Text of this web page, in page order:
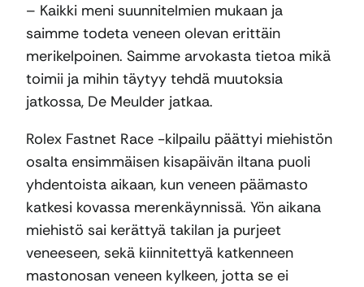
– Kaikki meni suunnitelmien mukaan ja
saimme todeta veneen olevan erittäin
merikelpoinen. Saimme arvokasta tietoa mikä
toimii ja mihin täytyy tehdä muutoksia
jatkossa, De Meulder jatkaa.
Rolex Fastnet Race -kilpailu päättyi miehistön
osalta ensimmäisen kisapäivän iltana puoli
yhdentoista aikaan, kun veneen päämasto
katkesi kovassa merenkäynnissä. Yön aikana
miehistö sai kerättyä takilan ja purjeet
veneeseen, sekä kiinnitettyä katkenneen
mastonosan veneen kylkeen, jotta se ei